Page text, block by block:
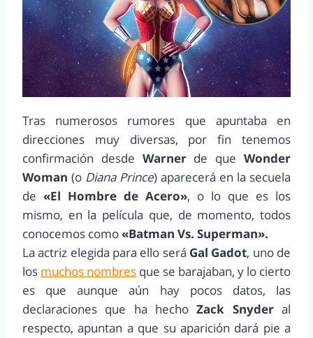
Tras numerosos rumores que apuntaba en
direcciones muy diversas, por fin tenemos
confirmación desde Warnerde queWonder
Woman (o Diana Prince) aparecerá en la secuela
de «El Hombre de Acero», o lo que es los
mismo, en la película que, de momento, todos
conocemos como«Batman Vs. Superman».
La actriz elegida para ello será Gal Gadot, uno de
los muchos nombres que se barajaban, y lo cierto
es que aunque aún hay pocos datos, las
declaraciones que ha hechoZack Snyderal
respecto, apuntan a que su aparición dará pie a